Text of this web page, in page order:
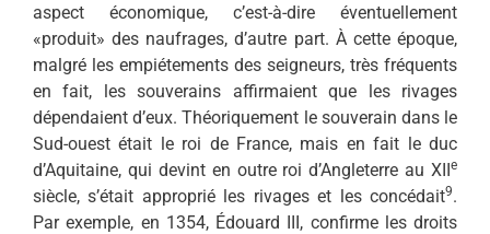
aspect économique, c’est-à-dire éventuellement
«produit» des naufrages, d’autre part. À cette époque,
malgré les empiétements des seigneurs, très fréquents
en fait, les souverains affirmaient que les rivages
dépendaient d’eux. Théoriquement le souverain dans le
Sud-ouest était le roi de France, mais en fait le duc
d’Aquitaine, qui devint en outre roi d’Angleterre au XIIe
siècle, s’était approprié les rivages et les concédait9.
Par exemple, en 1354, Édouard III, confirme les droits